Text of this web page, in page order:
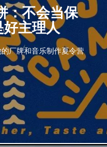
：不会当保
主理人
厂牌和音乐制作夏令营